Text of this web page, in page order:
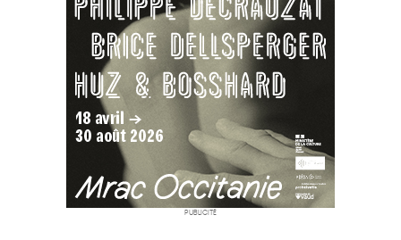
PUBLICITÉ